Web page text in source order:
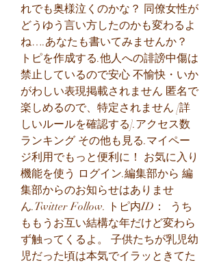
れでも奥様泣くのかな？ 同僚女性が
どうゆう言い方したのかも変わるよ
ね….あなたも書いてみませんか？
トピを作成する.他人への誹謗中傷は
禁止しているので安心 不愉快・いか
がわしい表現掲載されません 匿名で
楽しめるので、特定されません [詳
しいルールを確認する].アクセス数
ランキング その他も見る.マイペー
ジ利用でもっと便利に！ お気に入り
機能を使う ログイン.編集部から 編
集部からのお知らせはありませ
ん.Twitter Follow. トピ内ID：  うち
ももうお互い結構な年だけど変わら
ず触ってくるよ。 子供たちが乳児幼
児だった頃は本気でイラッときてた